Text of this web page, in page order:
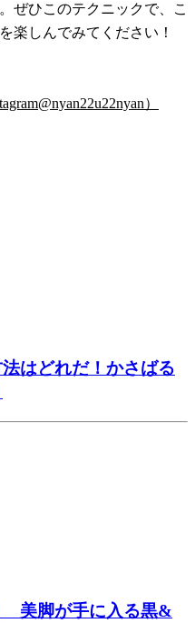
ぜひこのテクニックで、こ
楽しんでみてください！
）
はどれだ！かさばる
美脚が手に入る黒&